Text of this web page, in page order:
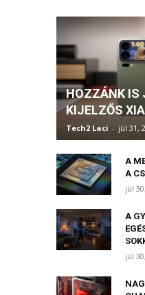
HOZZÁNK IS
KIJELZŐS
Tech2 Laci - júl 31,
A
A
júl
A
júl